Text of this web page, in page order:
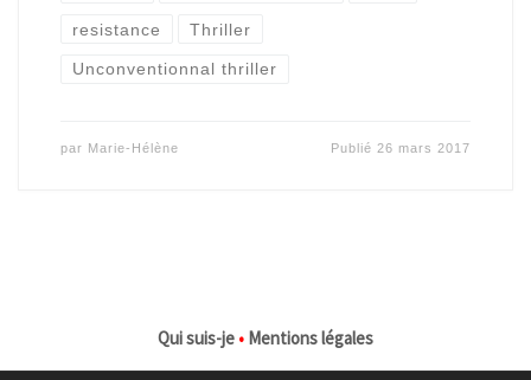
resistance Thriller
Unconventionnal thriller
par Marie-Hélène Publié26 mars 2017
Qui suis-je • Mentions légales